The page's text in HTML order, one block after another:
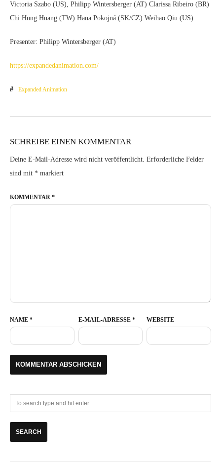
Victoria Szabo (US), Philipp Wintersberger (AT) Clarissa Ribeiro (BR)
Chi Hung Huang (TW) Hana Pokojná (SK/CZ) Weihao Qiu (US)
Presenter: Philipp Wintersberger (AT)
https://expandedanimation.com/
Expanded Animation
SCHREIBE EINEN KOMMENTAR
Deine E-Mail-Adresse wird nicht veröffentlicht. Erforderliche Felder
sind mit * markiert
KOMMENTAR *
NAME * E-MAIL-ADRESSE * WEBSITE